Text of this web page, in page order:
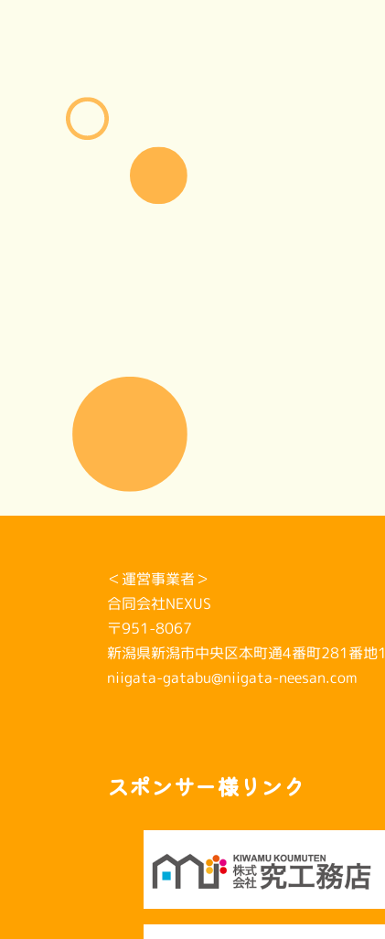
＜運営事業者＞
合同会社NEXUS
〒951-8067
新潟県新潟市中央区本町通4番町281番地1
niigata-gatabu@niigata-neesan.com
スポンサー様リンク